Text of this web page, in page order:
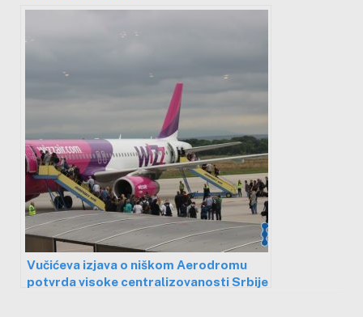
Vučićeva izjava o niškom Aerodromu
potvrda visoke centralizovanosti Srbije